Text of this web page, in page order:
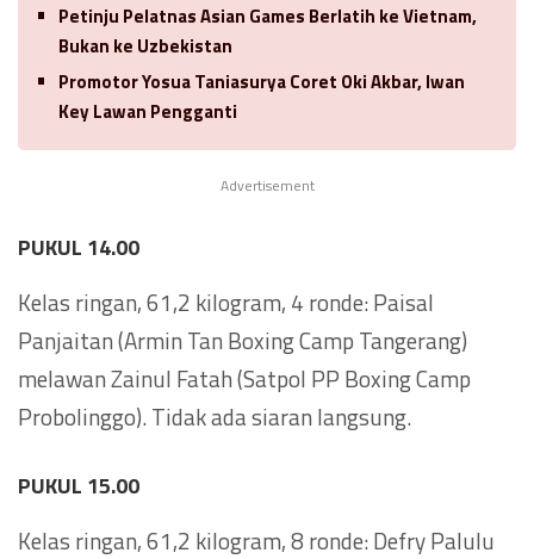
Petinju Pelatnas Asian Games Berlatih ke Vietnam,
Bukan ke Uzbekistan
Promotor Yosua Taniasurya Coret Oki Akbar, Iwan
Key Lawan Pengganti
Advertisement
PUKUL 14.00
Kelas ringan, 61,2 kilogram, 4 ronde: Paisal
Panjaitan (Armin Tan Boxing Camp Tangerang)
melawan Zainul Fatah (Satpol PP Boxing Camp
Probolinggo). Tidak ada siaran langsung.
PUKUL 15.00
Kelas ringan, 61,2 kilogram, 8 ronde: Defry Palulu